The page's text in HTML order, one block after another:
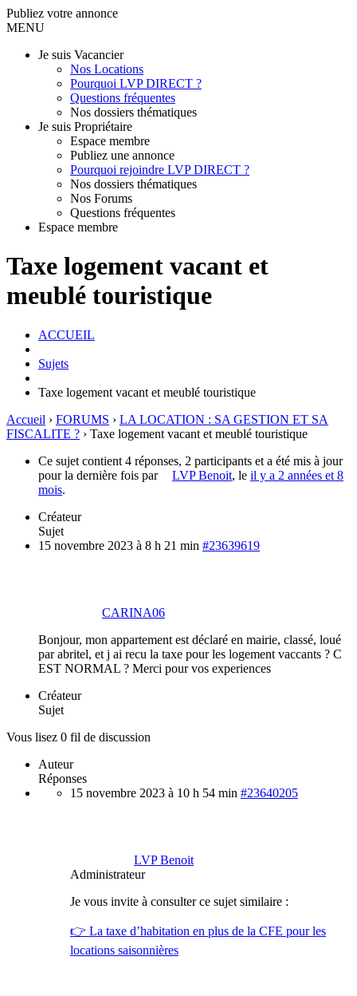
Publiez votre annonce
MENU
Je suis Vacancier
Nos Locations
Pourquoi LVP DIRECT ?
Questions fréquentes
Nos dossiers thématiques
Je suis Propriétaire
Espace membre
Publiez une annonce
Pourquoi rejoindre LVP DIRECT ?
Nos dossiers thématiques
Nos Forums
Questions fréquentes
Espace membre
Taxe logement vacant et
meublé touristique
ACCUEIL
Sujets
Taxe logement vacant et meublé touristique
Accueil › FORUMS › LA LOCATION : SA GESTION ET SA
FISCALITE ? › Taxe logement vacant et meublé touristique
Ce sujet contient 4 réponses, 2 participants et a été mis à jour
pour la dernière fois par
LVP Benoit, le il y a 2 années et 8
mois.
Créateur
Sujet
15 novembre 2023 à 8 h 21 min #23639619
CARINA06
Bonjour, mon appartement est déclaré en mairie, classé, loué
par abritel, et j ai recu la taxe pour les logement vaccants ? C
EST NORMAL ? Merci pour vos experiences
Créateur
Sujet
Vous lisez 0 fil de discussion
Auteur
Réponses
15 novembre 2023 à 10 h 54 min #23640205
LVP Benoit
Administrateur
Je vous invite à consulter ce sujet similaire :
👉 La taxe d’habitation en plus de la CFE pour les
locations saisonnières